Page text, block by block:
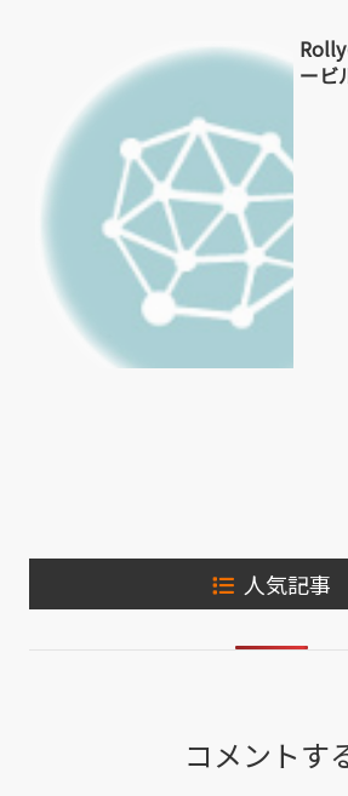
ービ
人気記事
コメントす